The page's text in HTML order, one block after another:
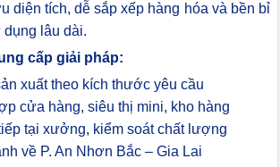
diện tích, dễ sắp xếp hàng hóa và bền bỉ
lâu dài.
cấp giải pháp:
xuất theo kích thước yêu cầu
cửa hàng, siêu thị mini, kho hàng
tại xưởng, kiểm soát chất lượng
về P. An Nhơn Bắc – Gia Lai